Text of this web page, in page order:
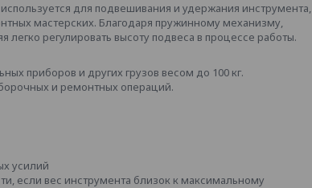
для подвешивания и удержания инструмента,
мастерских. Благодаря пружинному механизму,
регулировать высоту подвеса в процессе работы.
приборов и других грузов весом до 100 кг.
и ремонтных операций.
усилий
если вес инструмента близок к максимальному